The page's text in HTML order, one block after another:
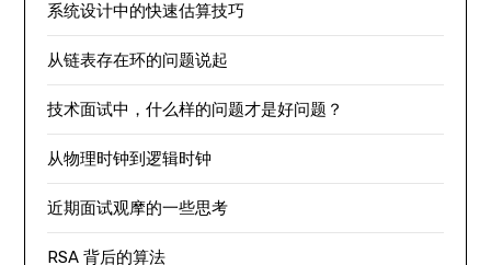
系统设计中的快速估算技巧
从链表存在环的问题说起
技术面试中，什么样的问题才是好问题？
从物理时钟到逻辑时钟
近期面试观摩的一些思考
RSA 背后的算法